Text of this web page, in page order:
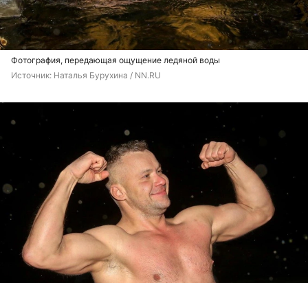
Фотография, передающая ощущение ледяной воды
Источник: Наталья Бурухина / NN.RU